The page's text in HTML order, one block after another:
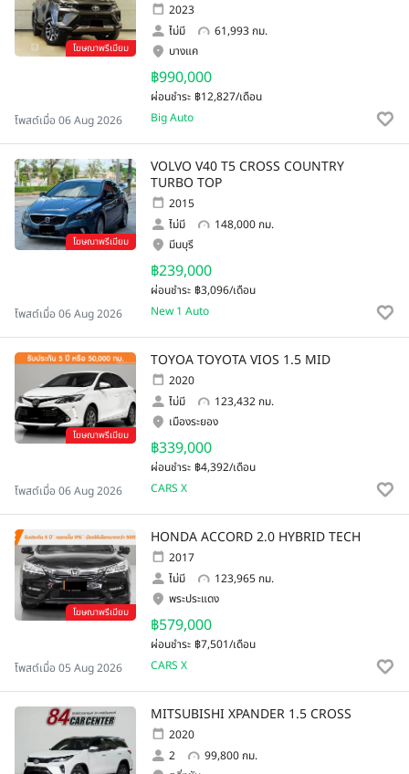
โฆษณาพรีเมียม
2023
ไม่มี
61,993 กม.
฿990,000
ผ่อนชำระ ฿12,827/เดือน
บางแค
โพสต์เมื่อ 06 Aug 2026 Big Auto
โฆษณาพรีเมียม
VOLVO V40 T5 CROSS COUNTRY
TURBO TOP
2015
ไม่มี
148,000 กม.
฿239,000
ผ่อนชำระ ฿3,096/เดือน
มีนบุรี
โพสต์เมื่อ 06 Aug 2026 New 1 Auto
โฆษณาพรีเมียม
TOYOA TOYOTA VIOS 1.5 MID
2020
ไม่มี
123,432 กม.
฿339,000
ผ่อนชำระ ฿4,392/เดือน
เมืองระยอง
โพสต์เมื่อ 06 Aug 2026 CARS X
โฆษณาพรีเมียม
HONDA ACCORD 2.0 HYBRID TECH
2017
ไม่มี
123,965 กม.
฿579,000
ผ่อนชำระ ฿7,501/เดือน
พระประแดง
โพสต์เมื่อ 05 Aug 2026 CARS X
MITSUBISHI XPANDER 1.5 CROSS
2020
2
99,800 กม.